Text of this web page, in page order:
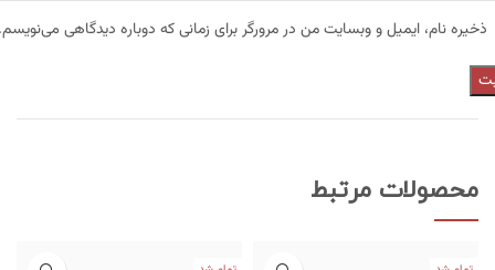
ذخیره نام، ایمیل و وبسایت من در مرورگر برای زمانی که دوباره دیدگاهی
محصولات مرتبط